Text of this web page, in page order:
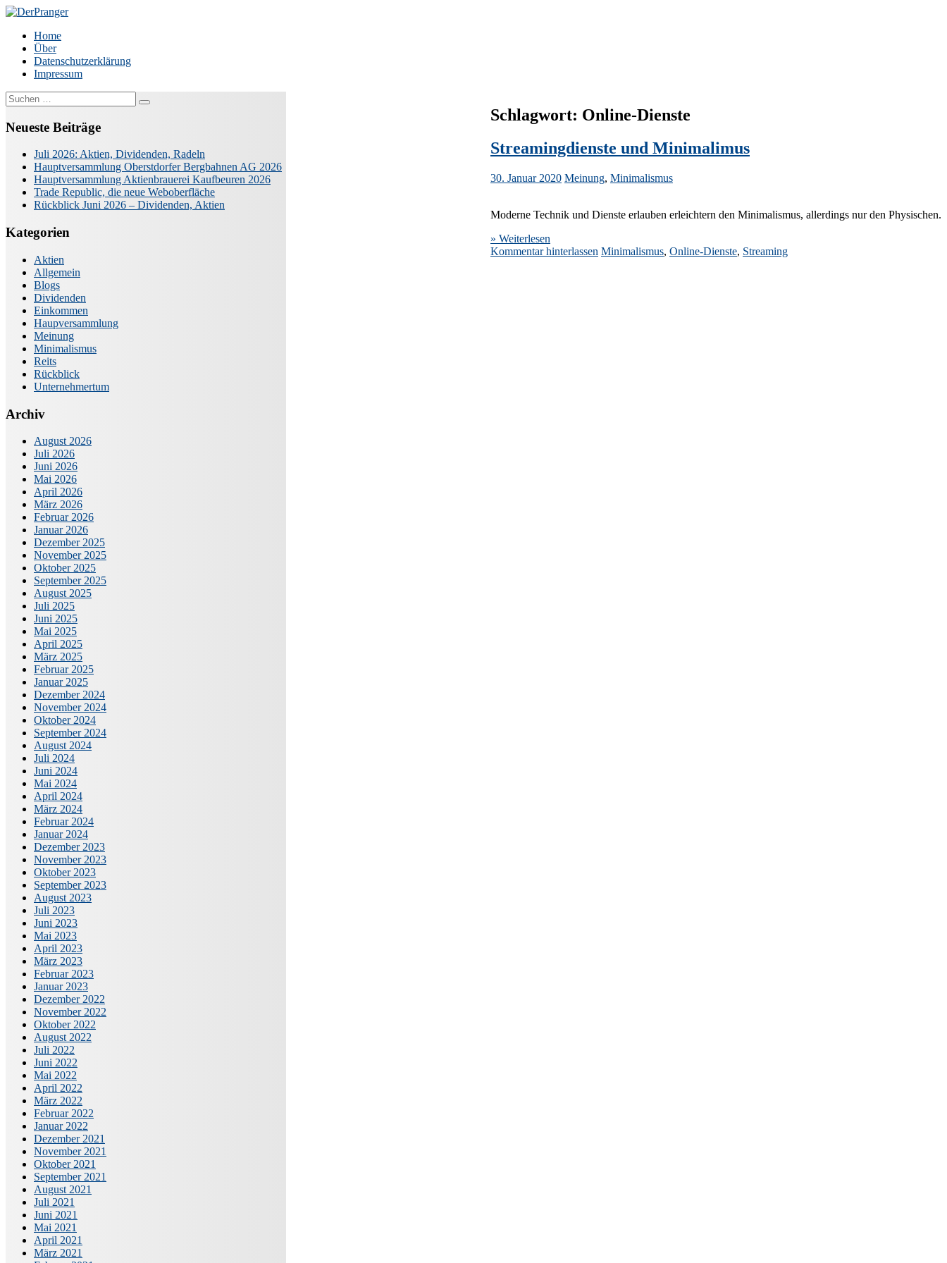
Zum
springen
DerPranger
Finanzen, Freiheit, Prangerei
Home
Über
Datenschutzerklärung
Impressum
Schlagwort: Online-Dienste
Streamingdienste und Minimalimus
30. Januar 2020 Meinung, Minimalismus
Moderne Technik und Dienste erlauben erleichtern den Minimalismus, allerdings nur den Physischen.
» Weiterlesen
Kommentar hinterlassen Minimalismus, Online-Dienste, Streaming
Suche
nach:
Neueste Beiträge
Juli 2026: Aktien, Dividenden, Radeln
Hauptversammlung Oberstdorfer Bergbahnen AG 2026
Hauptversammlung Aktienbrauerei Kaufbeuren 2026
Trade Republic, die neue Weboberfläche
Rückblick Juni 2026 – Dividenden, Aktien
Kategorien
Aktien
Allgemein
Blogs
Dividenden
Einkommen
Haupversammlung
Meinung
Minimalismus
Reits
Rückblick
Unternehmertum
Archiv
August 2026
Juli 2026
Juni 2026
Mai 2026
April 2026
März 2026
Februar 2026
Januar 2026
Dezember 2025
November 2025
Oktober 2025
September 2025
August 2025
Juli 2025
Juni 2025
Mai 2025
April 2025
März 2025
Februar 2025
Januar 2025
Dezember 2024
November 2024
Oktober 2024
September 2024
August 2024
Juli 2024
Juni 2024
Mai 2024
April 2024
März 2024
Februar 2024
Januar 2024
Dezember 2023
November 2023
Oktober 2023
September 2023
August 2023
Juli 2023
Juni 2023
Mai 2023
April 2023
März 2023
Februar 2023
Januar 2023
Dezember 2022
November 2022
Oktober 2022
August 2022
Juli 2022
Juni 2022
Mai 2022
April 2022
März 2022
Februar 2022
Januar 2022
Dezember 2021
November 2021
Oktober 2021
September 2021
August 2021
Juli 2021
Juni 2021
Mai 2021
April 2021
März 2021